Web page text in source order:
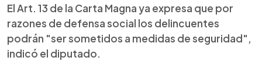
El Art. 13 de la Carta Magna ya expresa que por
razones de defensa social los delincuentes
podrán "ser sometidos a medidas de seguridad",
indicó el diputado.